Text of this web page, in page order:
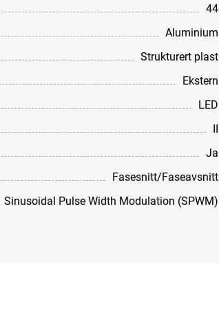
44
Aluminium
Strukturert plast
Ekstern
LED
II
Ja
Fasesnitt/Faseavsnitt
Sinusoidal Pulse Width Modulation (SPWM)